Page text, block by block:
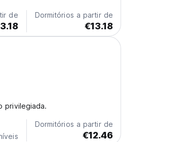
de Dormitórios a partir de
€13.18
privilegiada.
Dormitórios a partir de
€12.46